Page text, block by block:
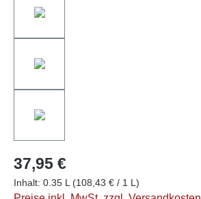
37,95 €
Inhalt: 0.35 L (108,43 € / 1 L)